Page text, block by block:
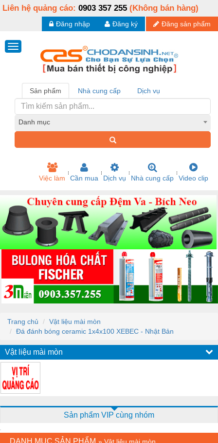
Liên hệ quảng cáo: 0903 357 255 (Không bán hàng)
Đăng sản phẩm
Đăng ký
Đăng nhập
Sản phẩm Nhà cung cấp Dịch vụ
Danh mục
Việc làm Cần mua Dịch vụ Nhà cung cấp Video clip
Trang chủ
Vật liệu mài mòn
Đá đánh bóng ceramic 1x4x100 XEBEC - Nhật Bản
Vật liệu mài mòn
Sản phẩm VIP cùng nhóm
DANH MỤC SẢN PHẨM